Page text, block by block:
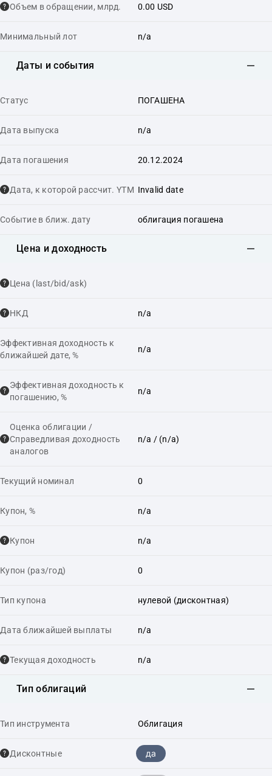
Объем в обращении, млрд. 0.00 USD
Минимальный лот n/a
Даты и события
Статус ПОГАШЕНА
Дата выпуска n/a
Дата погашения 20.12.2024
Дата, к которой рассчит. YTM Invalid date
Событие в ближ. дату облигация погашена
Цена и доходность
Цена (last/bid/ask)
НКД n/a
Эффективная доходность к
ближайшей дате, %
n/a
Эффективная доходность к
погашению, %
n/a
Оценка облигации /
Справедливая доходность
аналогов
n/a / (n/a)
Текущий номинал 0
Купон, % n/a
Купон n/a
Купон (раз/год) 0
Тип купона нулевой (дисконтная)
Дата ближайшей выплаты n/a
Текущая доходность n/a
Тип облигаций
Тип инструмента Облигация
Дисконтные да